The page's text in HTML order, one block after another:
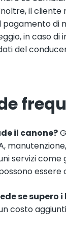
il
pagamento di
in caso
del
il canone?
servizi
essere
se supero i
costo